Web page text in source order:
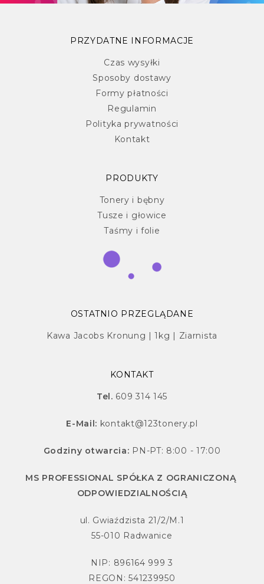
PRZYDATNE INFORMACJE
Czas wysyłki
Sposoby dostawy
Formy płatności
Regulamin
Polityka prywatności
Kontakt
PRODUKTY
Tonery i bębny
Tusze i głowice
Taśmy i folie
OSTATNIO PRZEGLĄDANE
Kawa Jacobs Kronung | 1kg | Ziarnista
KONTAKT
Tel. 609 314 145
E-Mail: kontakt@123tonery.pl
Godziny otwarcia: PN-PT: 8:00 - 17:00
MS PROFESSIONAL SPÓŁKA Z OGRANICZONĄ
ODPOWIEDZIALNOŚCIĄ
ul. Gwiaździsta 21/2/M.1
55-010 Radwanice
NIP: 896164 999 3
REGON: 541239950